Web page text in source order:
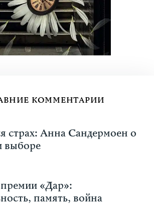
КОММЕНТАРИИ
страх: Анна Сандермоен о
выборе
«Дар»:
память, война